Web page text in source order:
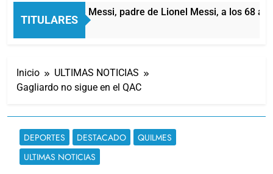
TITULARES
Murió Jorge Messi, padre de Lionel Messi, a los 68 años
1 Hora Atrás
Inicio
ULTIMAS NOTICIAS
Gagliardo no sigue en el QAC
DEPORTES DESTACADO
QUILMES
ULTIMAS NOTICIAS